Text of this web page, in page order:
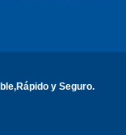
y Seguro.